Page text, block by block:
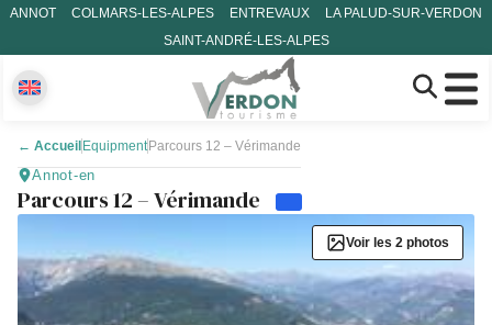
ANNOT COLMARS-LES-ALPES ENTREVAUX
LA PALUD-SUR-VERDON
SAINT-ANDRÉ-LES-ALPES
← Accueil Equipment Parcours 12 – Vérimande
Annot-en
Parcours 12 – Vérimande
Voir les 2 photos